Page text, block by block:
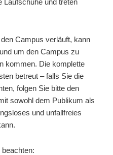
Campus verläuft, kann
um den Campus zu
kommen. Die komplette
betreut – falls Sie die
folgen Sie bitte den
sowohl dem Publikum als
und unfallfreies